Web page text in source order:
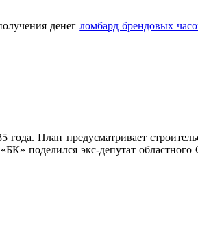
денегломбард брендовых
План предусматривает
поделился экс-депутат